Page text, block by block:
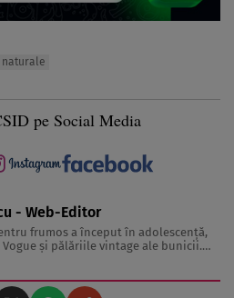
pe Social Media
- Web-Editor
frumos a început în adolescență,
și pălăriile vintage ale bunicii.
acea fascinație într-o misiune: